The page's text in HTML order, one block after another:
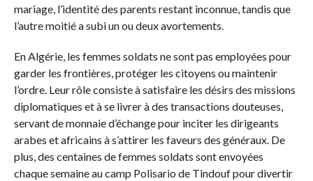
mariage, l’identité des parents restant inconnue, tandis que
l’autre moitié a subi un ou deux avortements.
En Algérie, les femmes soldats ne sont pas employées pour
garder les frontières, protéger les citoyens ou maintenir
l’ordre. Leur rôle consiste à satisfaire les désirs des missions
diplomatiques et à se livrer à des transactions douteuses,
servant de monnaie d’échange pour inciter les dirigeants
arabes et africains à s’attirer les faveurs des généraux. De
plus, des centaines de femmes soldats sont envoyées
chaque semaine au camp Polisario de Tindouf pour divertir